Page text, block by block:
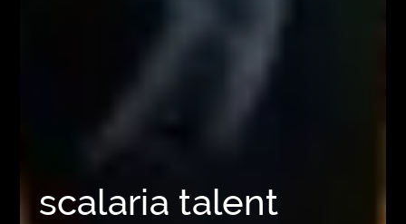
scalaria talent